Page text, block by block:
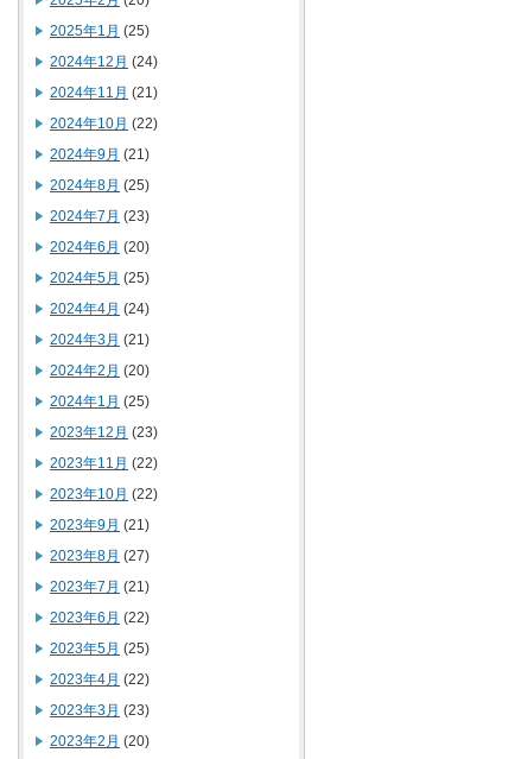
2025年1月 (25)
2024年12月 (24)
2024年11月 (21)
2024年10月 (22)
2024年9月 (21)
2024年8月 (25)
2024年7月 (23)
2024年6月 (20)
2024年5月 (25)
2024年4月 (24)
2024年3月 (21)
2024年2月 (20)
2024年1月 (25)
2023年12月 (23)
2023年11月 (22)
2023年10月 (22)
2023年9月 (21)
2023年8月 (27)
2023年7月 (21)
2023年6月 (22)
2023年5月 (25)
2023年4月 (22)
2023年3月 (23)
2023年2月 (20)